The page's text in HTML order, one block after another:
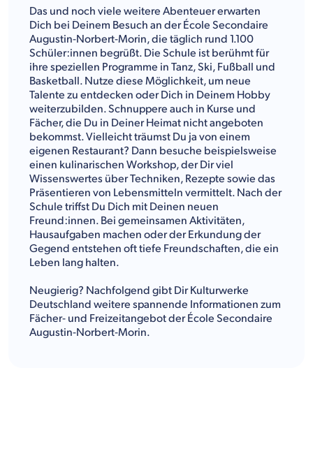
Das und noch viele weitere Abenteuer erwarten
Dich bei Deinem Besuch an der École Secondaire
Augustin-Norbert-Morin, die täglich rund 1.100
Schüler:innen begrüßt. Die Schule ist berühmt für
ihre speziellen Programme in Tanz, Ski, Fußball und
Basketball. Nutze diese Möglichkeit, um neue
Talente zu entdecken oder Dich in Deinem Hobby
weiterzubilden. Schnuppere auch in Kurse und
Fächer, die Du in Deiner Heimat nicht angeboten
bekommst. Vielleicht träumst Du ja von einem
eigenen Restaurant? Dann besuche beispielsweise
einen kulinarischen Workshop, der Dir viel
Wissenswertes über Techniken, Rezepte sowie das
Präsentieren von Lebensmitteln vermittelt. Nach der
Schule triffst Du Dich mit Deinen neuen
Freund:innen. Bei gemeinsamen Aktivitäten,
Hausaufgaben machen oder der Erkundung der
Gegend entstehen oft tiefe Freundschaften, die ein
Leben lang halten.
Neugierig? Nachfolgend gibt Dir Kulturwerke
Deutschland weitere spannende Informationen zum
Fächer- und Freizeitangebot der École Secondaire
Augustin-Norbert-Morin.